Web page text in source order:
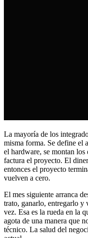
La mayoría de los
misma forma. Se define el
el hardware, se montan los
factura el proyecto. El
entonces el proyecto
vuelven a cero.
El mes siguiente arranca
trato, ganarlo, entregarlo y
vez. Esa es la rueda en la
agota de una manera que
técnico. La salud del